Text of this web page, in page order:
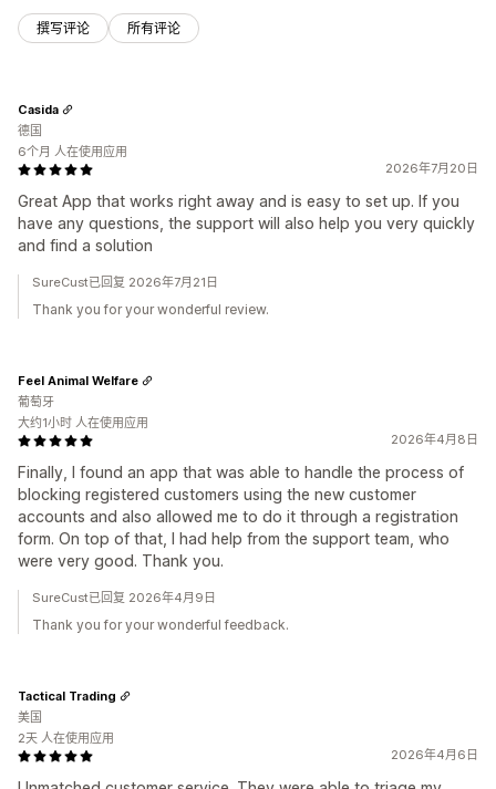
撰写评论 所有评论
2026年7月20日
Great App that works right away and is easy to set up. If you
have any questions, the support will also help you very quickly
and find a solution
Casida
德国
6个月 人在使用应用
SureCust已回复 2026年7月21日
Thank you for your wonderful review.
2026年4月8日
Finally, I found an app that was able to handle the process of
blocking registered customers using the new customer
accounts and also allowed me to do it through a registration
form. On top of that, I had help from the support team, who
were very good. Thank you.
Feel Animal Welfare
葡萄牙
大约1小时 人在使用应用
SureCust已回复 2026年4月9日
Thank you for your wonderful feedback.
2026年4月6日
Tactical Trading
美国
2天 人在使用应用